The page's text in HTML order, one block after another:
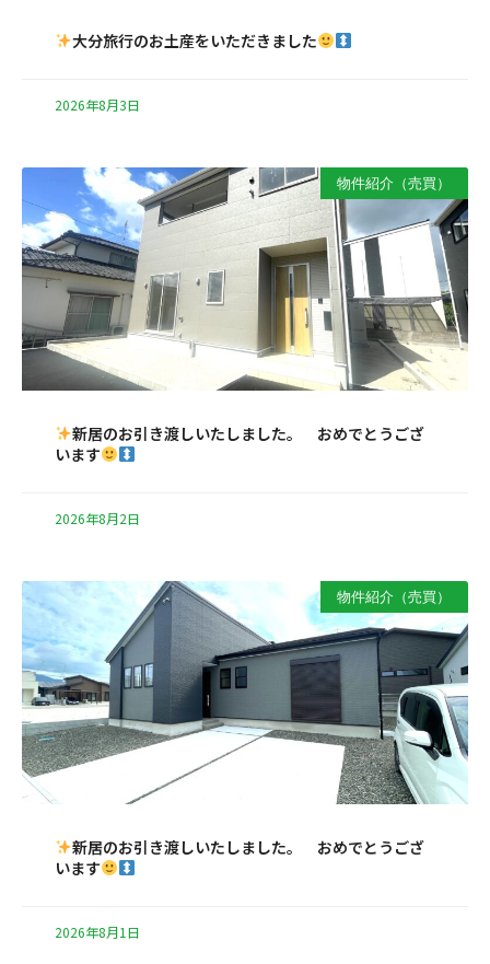
大分旅行のお土産をいただきました
2026年8月3日
物件紹介（売買）
新居のお引き渡しいたしました。 おめでとうござ
います
2026年8月2日
物件紹介（売買）
新居のお引き渡しいたしました。 おめでとうござ
います
2026年8月1日